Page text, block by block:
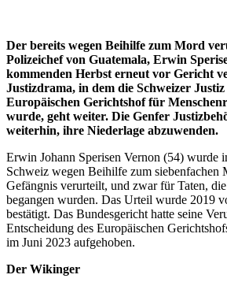
Der bereits wegen Beihilfe zum Mord
Polizeichef von Guatemala, Erwin
kommenden Herbst erneut vor Gericht
Justizdrama, in dem die Schweizer
Europäischen Gerichtshof für
wurde, geht weiter. Die Genfer
weiterhin, ihre Niederlage abzuwenden.
Erwin Johann Sperisen Vernon (54) wurde
Schweiz wegen Beihilfe zum siebenfachen
Gefängnis verurteilt, und zwar für Taten,
begangen wurden. Das Urteil wurde 2019
bestätigt. Das Bundesgericht hatte seine
Entscheidung des Europäischen
im Juni 2023 aufgehoben.
Der Wikinger